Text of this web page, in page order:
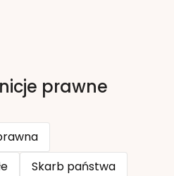
prawne
Skarb państwa